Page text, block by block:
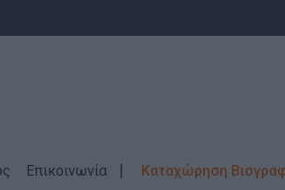
Επικοινωνία Καταχώρηση